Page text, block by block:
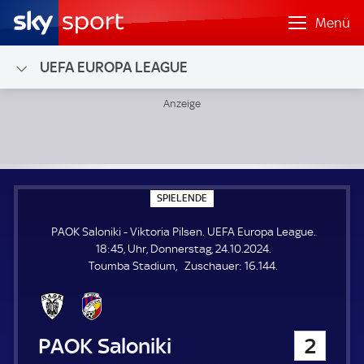
Menü
UEFA EUROPA LEAGUE
SPIELENDE
P
E
E
N
PAOK Saloniki - Viktoria Pilsen. UEFA Europa League.
18:45, Uhr, Donnerstag, 24.10.2024.
Toumba Stadium
Zuschauer: Z
16.144.
PAOK Saloniki 2